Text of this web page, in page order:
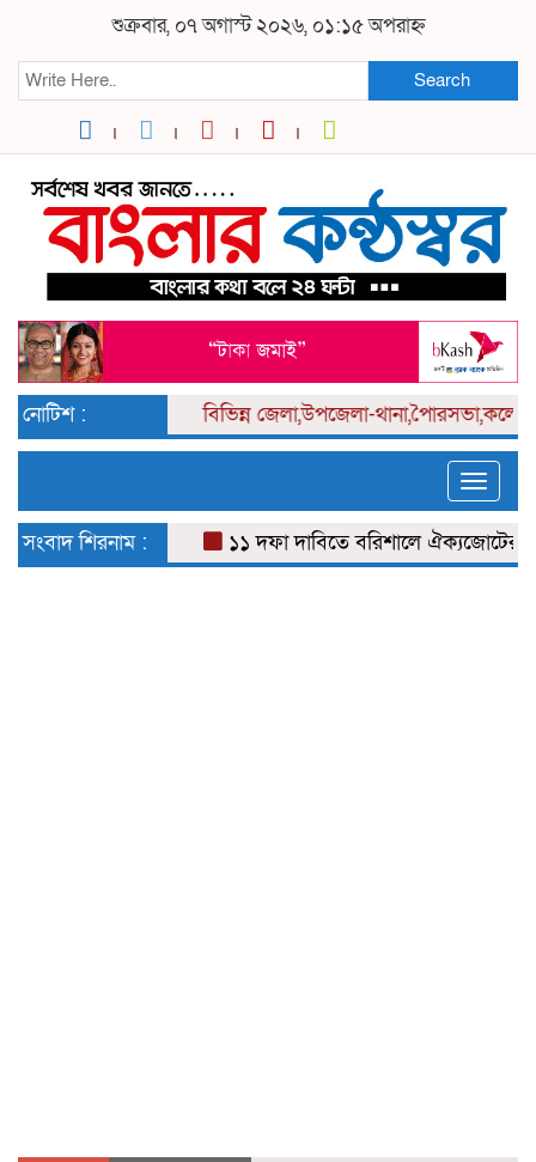
শুক্রবার, ০৭ অগাস্ট ২০২৬, ০১:১৫ অপরাহ্ন
Search
নোটিশ : বিভিন্নজেলা,উপজেলা-থানা,পৈারসভা,কলেজ
Toggle
সংবাদ শিরনাম :
১১ দফা দাবিতে বরিশালে ঐক্যজোটের